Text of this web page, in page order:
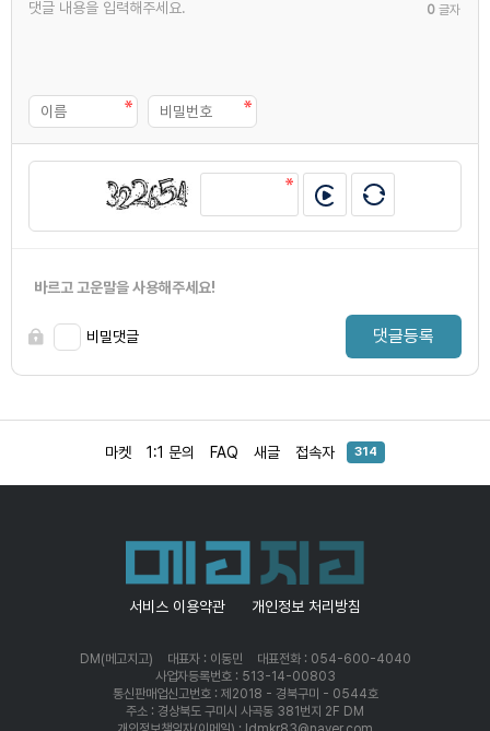
0 글자
바르고 고운말을 사용해주세요!
비밀댓글 댓글등록
마켓 1:1 문의 FAQ 새글 접속자 314
서비스 이용약관 개인정보 처리방침
DM(메고지고) 대표자 : 이동민
대표전화 : 054-600-4040
사업자등록번호 : 513-14-00803
통신판매업신고번호 : 제2018 - 경북구미 - 0544호
주소 : 경상북도 구미시 사곡동 381번지 2F DM